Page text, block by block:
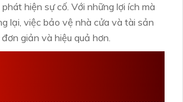
hiện sự cố. Với những lợi ích mà
lại, việc bảo vệ nhà cửa và tài sản
giản và hiệu quả hơn.